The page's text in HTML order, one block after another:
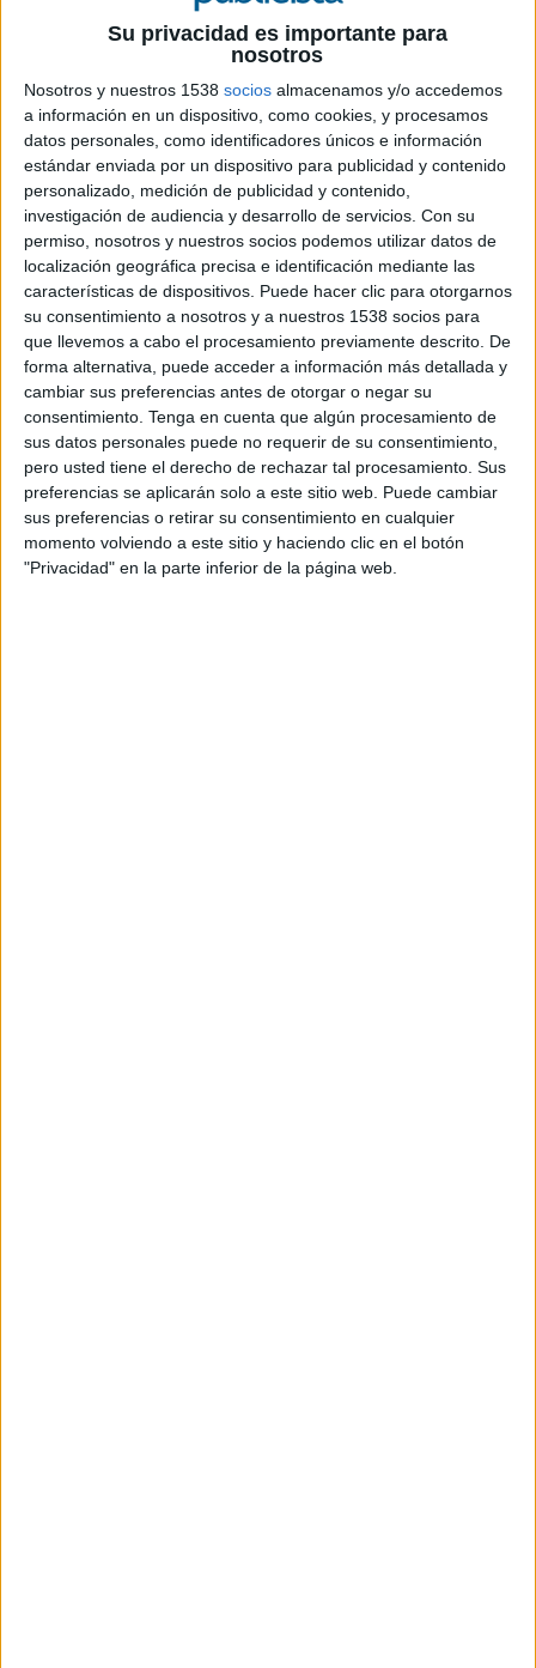
Su privacidad es importante para
nosotros
Nosotros y nuestros 1538 socios almacenamos y/o accedemos
a información en un dispositivo, como cookies, y procesamos
datos personales, como identificadores únicos e información
estándar enviada por un dispositivo para publicidad y contenido
personalizado, medición de publicidad y contenido,
investigación de audiencia y desarrollo de servicios. Con su
permiso, nosotros y nuestros socios podemos utilizar datos de
localización geográfica precisa e identificación mediante las
características de dispositivos. Puede hacer clic para otorgarnos
su consentimiento a nosotros y a nuestros 1538 socios para
que llevemos a cabo el procesamiento previamente descrito. De
forma alternativa, puede acceder a información más detallada y
cambiar sus preferencias antes de otorgar o negar su
consentimiento. Tenga en cuenta que algún procesamiento de
sus datos personales puede no requerir de su consentimiento,
pero usted tiene el derecho de rechazar tal procesamiento. Sus
preferencias se aplicarán solo a este sitio web. Puede cambiar
sus preferencias o retirar su consentimiento en cualquier
momento volviendo a este sitio y haciendo clic en el botón
"Privacidad" en la parte inferior de la página web.
19 DE MARZO DE 2019
La agencia será la encargada d
promocionar el regreso de la marca de
cerveza
La agencia madrileña Sra. Rushmore ha sido la
elegida por Heineken España para trabajar en la
campaña promocional que arrope el regreso de
la cerveza El Águila, marca local que vuelve a
elaborarse en Madrid con una receta inspirada en
sus orígenes del año 1900.
Heineken España ha recuperado esta marca
clásica, nacida en el barrio de Delicias a principios
del siglo pasado y que llegó a ser una de las
cervezas más conocidas, consumidas y queridas
de nuestro país. Ante un hito tan especial la
cervecera ha querido contar con Sra. Rushmore
para desarrollar una campaña que verá la luz en
las próximas semanas